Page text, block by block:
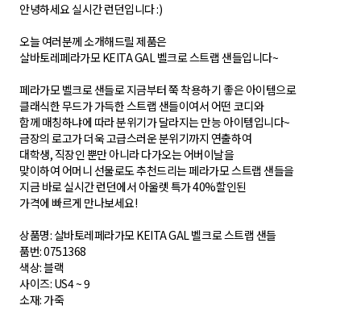
안녕하세요 실시간 런던입니다 :)
오늘 여러분께 소개해드릴 제품은
살바토레페라가모 KEITA GAL 벨크로 스트랩 샌들입니다~
페라가모 벨크로 샌들로 지금부터 쭉 착용하기 좋은 아이템으로
클래식한 무드가 가득한 스트랩 샌들이여서 어떤 코디와
함께 매칭하냐에 따라 분위기가 달라지는 만능 아이템입니다~
금장의 로고가 더욱 고급스러운 분위기까지 연출하여
대학생, 직장인 뿐만 아니라 다가오는 어버이날을
맞이하여 어머니 선물로도 추천드리는 페라가모 스트랩 샌들을
지금 바로 실시간 런던에서 아울렛 특가 40%할인된
가격에 빠르게 만나보세요!
상품명: 살바토레페라가모 KEITA GAL 벨크로 스트랩 샌들
품번: 0751368
색상: 블랙
사이즈: US4 ~ 9
소재: 가죽